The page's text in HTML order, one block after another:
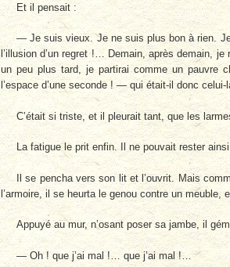
Et il pensait :
— Je suis vieux. Je ne suis plus bon à rien.
l’illusion d’un regret !… Demain, après demain,
un peu plus tard, je partirai comme un pauvre
l’espace d’une seconde ! — qui était-il donc
C’était si triste, et il pleurait tant, que les
La fatigue le prit enfin. Il ne pouvait rester
Il se pencha vers son lit et l’ouvrit. Mais
l’armoire, il se heurta le genou contre un meuble,
Appuyé au mur, n’osant poser sa jambe, il
— Oh ! que j’ai mal !… que j’ai mal !…